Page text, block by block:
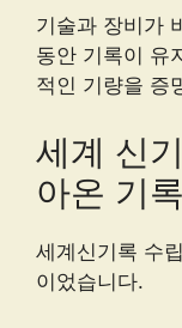
기술과 장비가
동안 기록이 유
적인 기량을 증
세계 신
아온 기록
세계신기록 수
이었습니다.